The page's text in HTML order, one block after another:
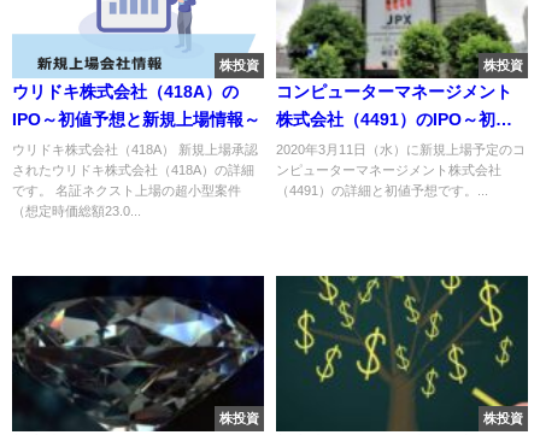
株投資
ウリドキ株式会社（418A）の
IPO～初値予想と新規上場情報～
ウリドキ株式会社（418A） 新規上場承認
されたウリドキ株式会社（418A）の詳細
です。 名証ネクスト上場の超小型案件
（想定時価総額23.0...
株投資
コンピューターマネージメント
株式会社（4491）のIPO～初値
予想と新規上場情報～
2020年3月11日（水）に新規上場予定のコ
ンピューターマネージメント株式会社
（4491）の詳細と初値予想です。...
株投資 株投資